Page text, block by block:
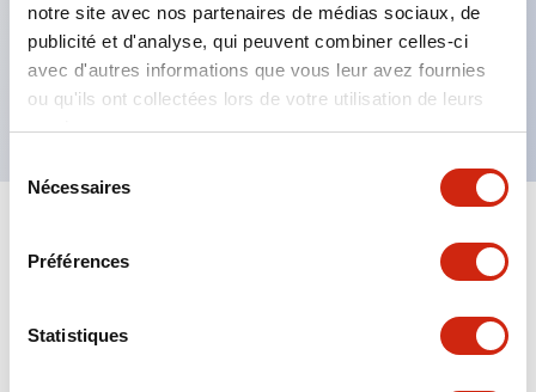
notre site avec nos partenaires de médias sociaux, de
publicité et d'analyse, qui peuvent combiner celles-ci
avec d'autres informations que vous leur avez fournies
ou qu'ils ont collectées lors de votre utilisation de leurs
services.
Nécessaires
Préférences
Statistiques
Structure de sécurité de 3e génération :
déclenchement à 2 actions, garde intégrée,
structure de protection des doigts IP20.
Tout développer+